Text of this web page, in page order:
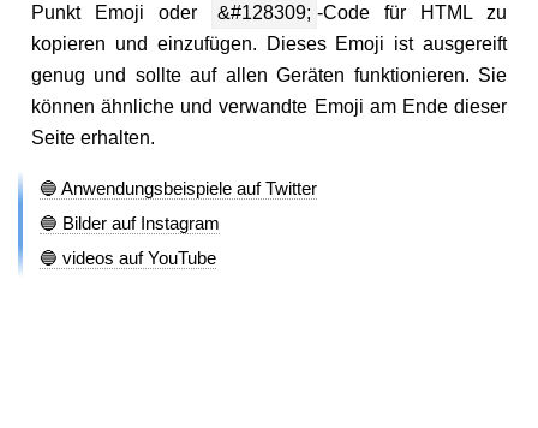
Punkt Emoji oder
&#128309; -Code für HTML zu
kopieren und einzufügen. Dieses Emoji ist ausgereift
genug und sollte auf allen Geräten funktionieren. Sie
können ähnliche und verwandte Emoji am Ende dieser
Seite erhalten.
🔵 Anwendungsbeispiele auf Twitter
🔵 Bilder auf Instagram
🔵 videos auf YouTube